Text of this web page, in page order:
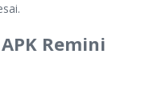
Remini